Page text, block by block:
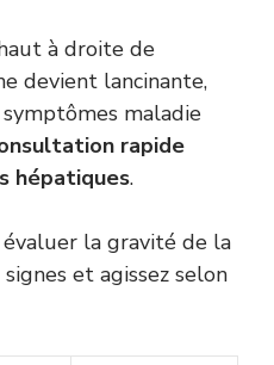
à droite de
devient lancinante,
maladie
rapide
hépatiques.
la gravité de la
et agissez selon